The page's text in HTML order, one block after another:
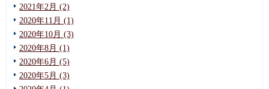
2021年2月 (2)
2020年11月 (1)
2020年10月 (3)
2020年8月 (1)
2020年6月 (5)
2020年5月 (3)